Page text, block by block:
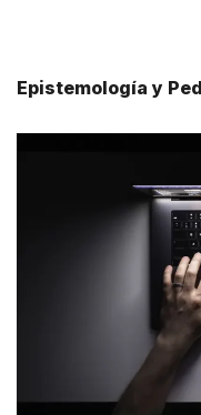
Epistemología y